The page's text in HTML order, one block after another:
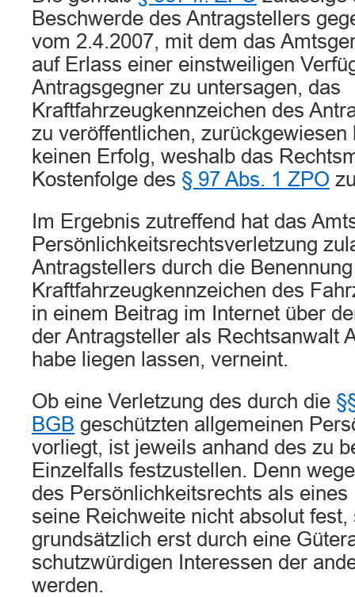
Beschwerde des Antragstellers
vom 2.4.2007, mit dem das
auf Erlass einer einstweiligen
Antragsgegner zu untersagen, das
Kraftfahrzeugkennzeichen des
zu veröffentlichen, zurückgewiesen
keinen Erfolg, weshalb das
Kostenfolge des § 97 Abs. 1 ZPO
Im Ergebnis zutreffend hat das
Persönlichkeitsrechtsverletzung
Antragstellers durch die
Kraftfahrzeugkennzeichen des
in einem Beitrag im Internet über
der Antragsteller als Rechtsanwalt
habe liegen lassen, verneint.
Ob eine Verletzung des durch die
BGB geschützten allgemeinen
vorliegt, ist jeweils anhand des zu
Einzelfalls festzustellen. Denn
des Persönlichkeitsrechts als
seine Reichweite nicht absolut
grundsätzlich erst durch eine
schutzwürdigen Interessen der
werden.